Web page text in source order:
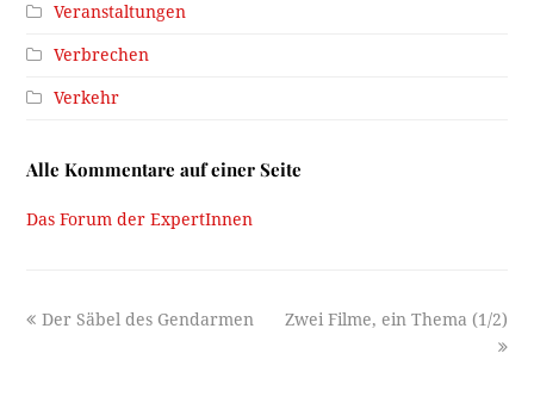
Veranstaltungen
Verbrechen
Verkehr
Alle Kommentare auf einer Seite
Das Forum der ExpertInnen
previous
Der Säbel des Gendarmen
next
Zwei Filme, ein Thema (1/2)